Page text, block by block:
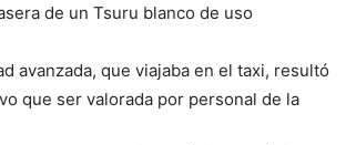
de un Tsuru blanco de uso
avanzada, que viajaba en el taxi, resultó
que ser valorada por personal de la